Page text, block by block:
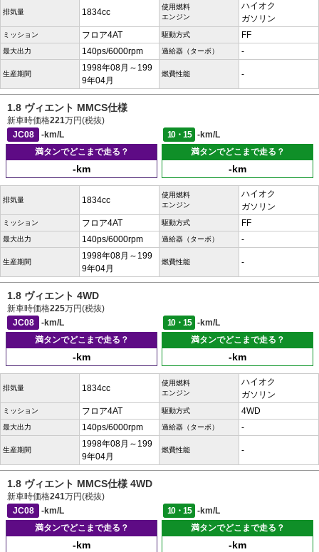
排気量 1834cc
使用燃料
エンジン
ハイオク
ガソリン
ミッション フロア4AT 駆動方式 FF
最大出力 140ps/6000rpm 過給器（ターボ） -
生産期間
1998年08月～199
9年04月
燃費性能 -
1.8 ヴィエント MMCS仕様
新車時価格221万円(税抜)
JC08
-km/L 10・15
-km/L
満タンでどこまで走る？
-km
満タンでどこまで走る？
-km
排気量 1834cc
使用燃料
エンジン
ハイオク
ガソリン
ミッション フロア4AT 駆動方式 FF
最大出力 140ps/6000rpm 過給器（ターボ） -
生産期間
1998年08月～199
9年04月
燃費性能 -
1.8 ヴィエント 4WD
新車時価格225万円(税抜)
JC08
-km/L 10・15
-km/L
満タンでどこまで走る？
-km
満タンでどこまで走る？
-km
排気量 1834cc
使用燃料
エンジン
ハイオク
ガソリン
ミッション フロア4AT 駆動方式 4WD
最大出力 140ps/6000rpm 過給器（ターボ） -
生産期間
1998年08月～199
9年04月
燃費性能 -
1.8 ヴィエント MMCS仕様 4WD
新車時価格241万円(税抜)
JC08
-km/L 10・15
-km/L
満タンでどこまで走る？
-km
満タンでどこまで走る？
-km